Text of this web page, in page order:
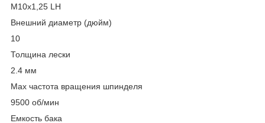
М10х1,25 LH
Внешний диаметр (дюйм)
10
Толщина лески
2.4 мм
Max частота вращения шпинделя
9500 об/мин
Емкость бака